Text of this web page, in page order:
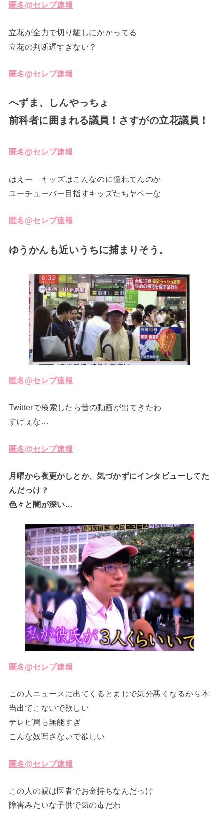
匿名@セレブ速報
立花が全力で切り離しにかかってる
立花の判断遅すぎない？
匿名@セレブ速報
へずま、しんやっちょ
前科者に囲まれる議員！さすがの立花議員！
匿名@セレブ速報
はえー キッズはこんなのに憧れてんのか
ユーチューバー目指すキッズたちヤベーな
匿名@セレブ速報
ゆうかんも近いうちに捕まりそう。
匿名@セレブ速報
Twitterで検索したら昔の動画が出てきたわ
すげぇな…
匿名@セレブ速報
月曜から夜更かしとか、気づかずにインタビューしてた
んだっけ？
色々と闇が深い…
匿名@セレブ速報
この人ニュースに出てくるとまじで気分悪くなるから本
当出てこないで欲しい
テレビ局も無能すぎ
こんな奴写さないで欲しい
匿名@セレブ速報
この人の親は医者でお金持ちなんだっけ
障害みたいな子供で気の毒だわ